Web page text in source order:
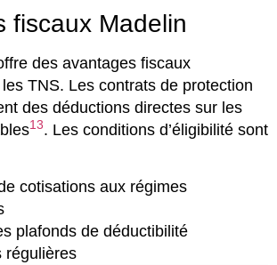
fiscaux Madelin
des avantages fiscaux
TNS. Les contrats de protection
des déductions directes sur les
13. Les conditions d’éligibilité sont
cotisations aux régimes
plafonds de déductibilité
régulières